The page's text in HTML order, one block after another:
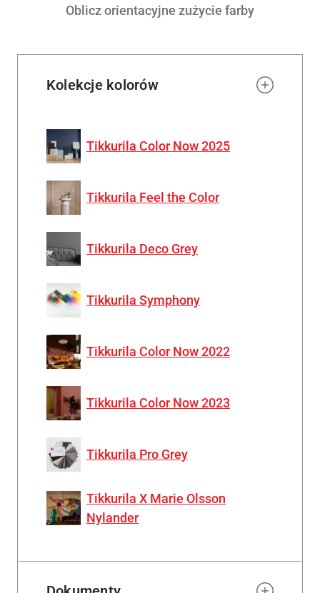
Oblicz orientacyjne zużycie farby
Kolekcje kolorów
Tikkurila Color Now 2025
Tikkurila Feel the Color
Tikkurila Deco Grey
Tikkurila Symphony
Tikkurila Color Now 2022
Tikkurila Color Now 2023
Tikkurila Pro Grey
Tikkurila X Marie Olsson
Nylander